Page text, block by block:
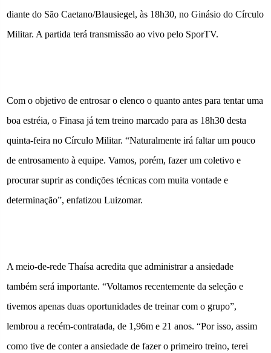
diante do São Caetano/Blausiegel, às 18h30, no Ginásio do Círculo
Militar. A partida terá transmissão ao vivo pelo SporTV.
Com o objetivo de entrosar o elenco o quanto antes para tentar uma
boa estréia, o Finasa já tem treino marcado para as 18h30 desta
quinta-feira no Círculo Militar. “Naturalmente irá faltar um pouco
de entrosamento à equipe. Vamos, porém, fazer um coletivo e
procurar suprir as condições técnicas com muita vontade e
determinação”, enfatizou Luizomar.
A meio-de-rede Thaísa acredita que administrar a ansiedade
também será importante. “Voltamos recentemente da seleção e
tivemos apenas duas oportunidades de treinar com o grupo”,
lembrou a recém-contratada, de 1,96m e 21 anos. “Por isso, assim
como tive de conter a ansiedade de fazer o primeiro treino, terei